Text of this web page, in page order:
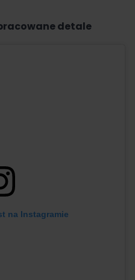
detale
na Instagramie